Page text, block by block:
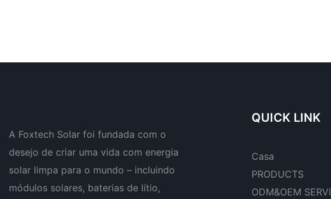
A Foxtech Solar foi fundada com o
desejo de criar uma vida com energia
solar limpa para o mundo – incluindo
módulos solares, baterias de lítio,
QUICK LINK
Casa
PRODUCTS
ODM&OEM